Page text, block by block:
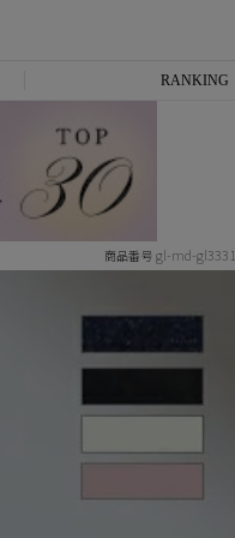
RANKING
商品番号 gl-md-gl3331